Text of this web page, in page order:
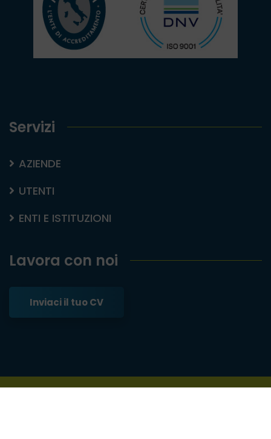
Servizi
AZIENDE
UTENTI
ENTI E ISTITUZIONI
Lavora con noi
Inviaci il tuo CV